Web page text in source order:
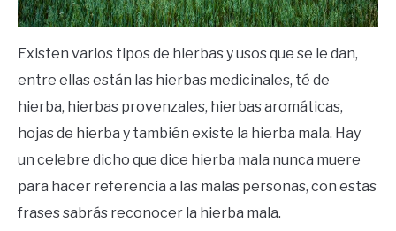
Existen varios tipos de hierbas y usos que se le dan,
entre ellas están las hierbas medicinales, té de
hierba, hierbas provenzales, hierbas aromáticas,
hojas de hierba y también existe la hierba mala. Hay
un celebre dicho que dice hierba mala nunca muere
para hacer referencia a las malas personas, con estas
frases sabrás reconocer la hierba mala.